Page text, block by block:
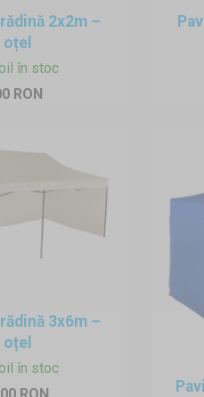
Depozitare
Înaintea depozitării pe o
acoperiș, ca să evitați
2x2m –
în stoc
RON
3x6m –
în stoc